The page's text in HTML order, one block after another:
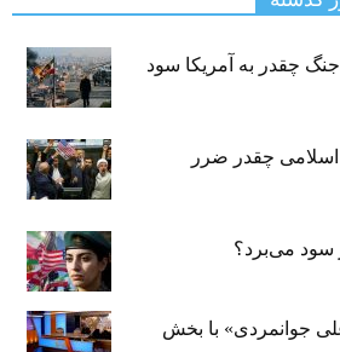
چقدر به آمریکا سود
اسلامی چقدر ضرر
سود می‌برد؟
جوانمردی» با بخش